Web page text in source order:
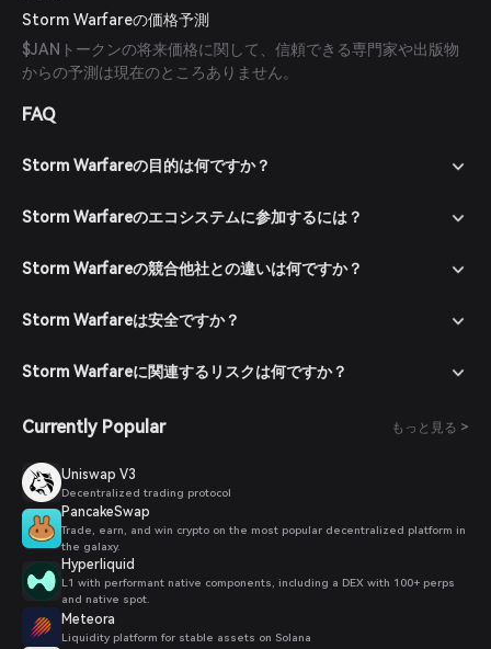
Storm Warfareの価格予測
$JANトークンの将来価格に関して、信頼できる専門家や出版物
からの予測は現在のところありません。
FAQ
Storm Warfareの目的は何ですか？
Storm Warfareのエコシステムに参加するには？
Storm Warfareの競合他社との違いは何ですか？
Storm Warfareは安全ですか？
Storm Warfareに関連するリスクは何ですか？
Currently Popular もっと見る >
Uniswap V3
Decentralized trading protocol
PancakeSwap
Trade, earn, and win crypto on the most popular decentralized platform in
the galaxy.
Hyperliquid
L1 with performant native components, including a DEX with 100+ perps
and native spot.
Meteora
Liquidity platform for stable assets on Solana